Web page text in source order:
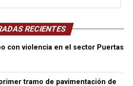
RECIENTES
con violencia en el sector Puertas
tramo de pavimentación de